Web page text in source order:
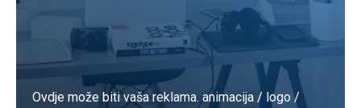
Ovdje može biti vaša reklama. animacija / logo /